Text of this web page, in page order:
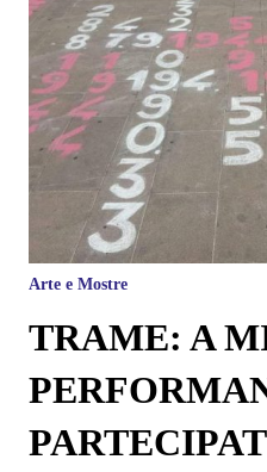
Arte e Mostre
TRAME: A